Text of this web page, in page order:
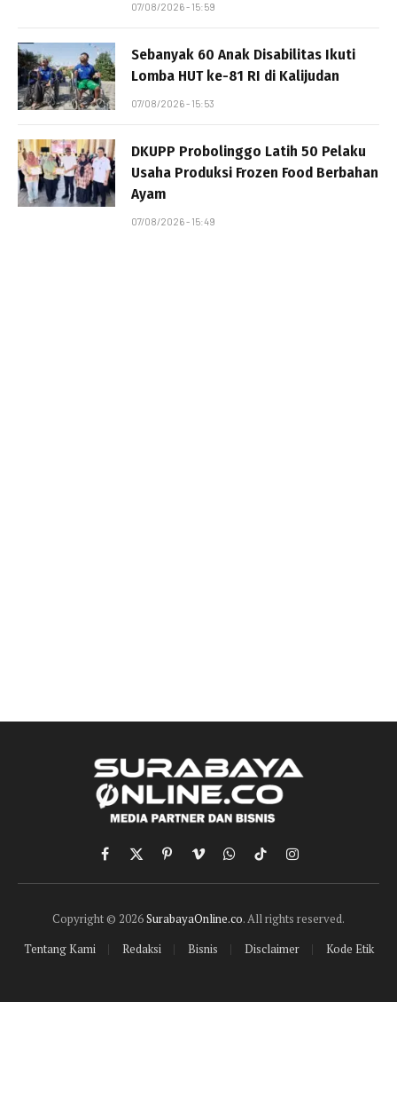
07/08/2026 - 15:59
Sebanyak 60 Anak Disabilitas Ikuti
Lomba HUT ke-81 RI di Kalijudan
07/08/2026 - 15:53
DKUPP Probolinggo Latih 50 Pelaku
Usaha Produksi Frozen Food Berbahan
Ayam
07/08/2026 - 15:49
Facebook
X
(Twitter)
PinterestVimeoWhatsApp
TikTokInstagram
Copyright © 2026SurabayaOnline.co. All rights reserved.
Tentang Kami
Redaksi Bisnis Disclaimer Kode Etik